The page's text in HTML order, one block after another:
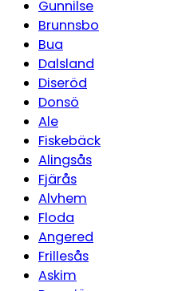
Gunnilse
Brunnsbo
Bua
Dalsland
Diseröd
Donsö
Ale
Fiskebäck
Alingsås
Fjärås
Alvhem
Floda
Angered
Frillesås
Askim